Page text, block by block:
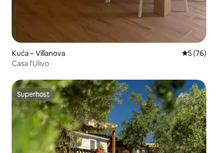
Kuća – Villanova Prosječna
5 (76)
Casa l'Ulivo
Superhost
Superhost